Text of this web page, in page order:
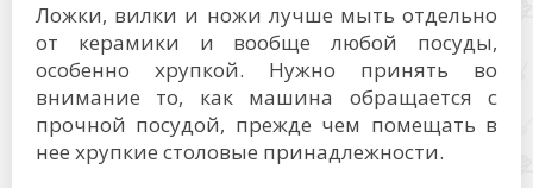
Ложки, вилки и ножи лучше мыть отдельно
от керамики и вообще любой посуды,
особенно хрупкой. Нужно принять во
внимание то, как машина обращается с
прочной посудой, прежде чем помещать в
нее хрупкие столовые принадлежности.